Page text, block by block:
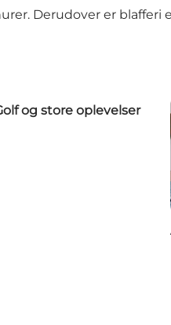
Derudover er
og store oplevelser